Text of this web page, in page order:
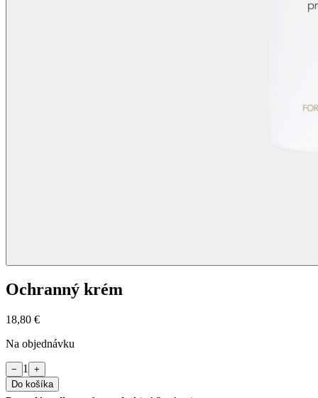
Ochranný krém
18,80 €
Na objednávku
− 1
+
Do košíka